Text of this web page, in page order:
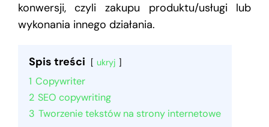
konwersji, czyli zakupu produktu/usługi lub
wykonania innego działania.
Spis treści ukryj
1 Copywriter
2 SEO copywriting
3 Tworzenie tekstów na strony internetowe